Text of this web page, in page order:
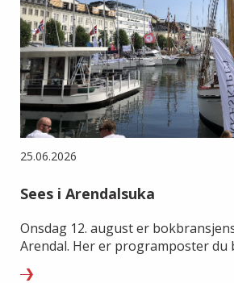
25.06.2026
Sees i Arendalsuka
Onsdag 12. august er
Arendal. Her er programposter du